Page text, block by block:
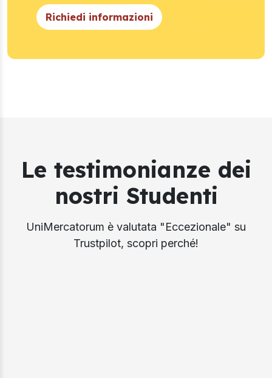
Richiedi informazioni
Le testimonianze dei
nostri Studenti
UniMercatorum è valutata "Eccezionale" su
Trustpilot, scopri perché!